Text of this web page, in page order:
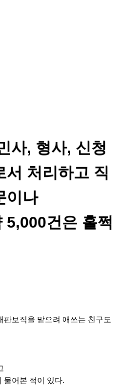
사, 형사, 신청
서 처리하고 직
이나
5,000건은 훌쩍
보직을 맡으려 애쓰는 친구도
물어본 적이 있다.​